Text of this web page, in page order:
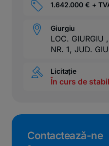
1.642.000 € +
Giurgiu
LOC. GIURGIU
NR. 1, JUD.
Licitație
În curs de
Contactează-ne